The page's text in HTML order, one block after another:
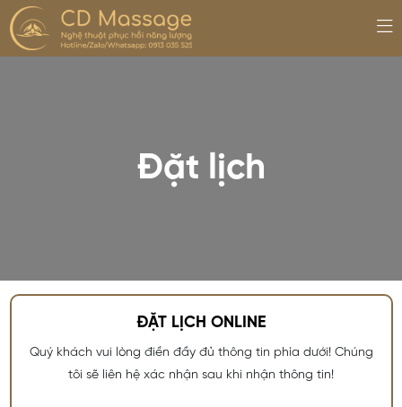
Đặt lịch
ĐẶT LỊCH ONLINE
Quý khách vui lòng điền đầy đủ thông tin phía dưới! Chúng
tôi sẽ liên hệ xác nhận sau khi nhận thông tin!